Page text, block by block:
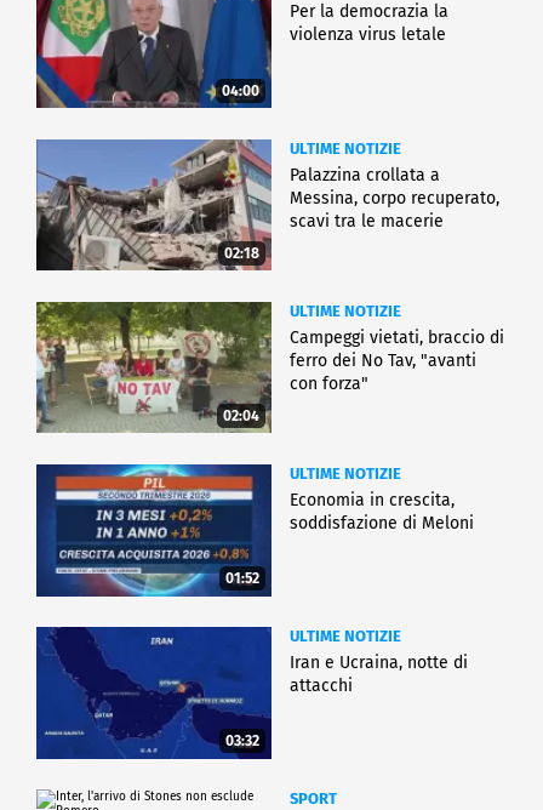
04:00
Per la democrazia la
violenza virus letale
02:18
ULTIME NOTIZIE
Palazzina crollata a
Messina, corpo recuperato,
scavi tra le macerie
02:04
ULTIME NOTIZIE
Campeggi vietati, braccio di
ferro dei No Tav, "avanti
con forza"
01:52
ULTIME NOTIZIE
Economia in crescita,
soddisfazione di Meloni
03:32
ULTIME NOTIZIE
Iran e Ucraina, notte di
attacchi
SPORT